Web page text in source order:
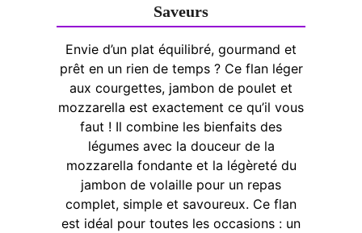
Saveurs
Envie d’un plat équilibré, gourmand et
prêt en un rien de temps ? Ce flan léger
aux courgettes, jambon de poulet et
mozzarella est exactement ce qu’il vous
faut ! Il combine les bienfaits des
légumes avec la douceur de la
mozzarella fondante et la légèreté du
jambon de volaille pour un repas
complet, simple et savoureux. Ce flan
est idéal pour toutes les occasions : un